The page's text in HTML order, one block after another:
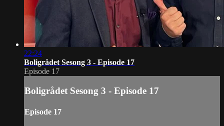
22:24
Boligrådet Sesong 3 - Episode 17
Episode 17
Boligrådet Sesong 3 - Episode 17
Episode 17